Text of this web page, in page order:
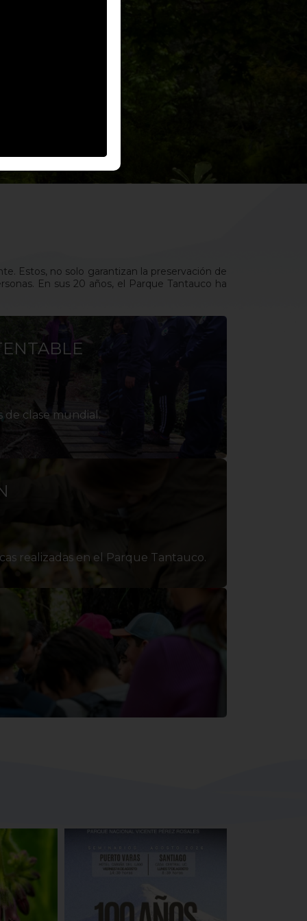
Estos, no solo garantizan la preservación de
En sus 20 años, el Parque Tantauco ha
de clase mundial.
realizadas en el Parque Tantauco.